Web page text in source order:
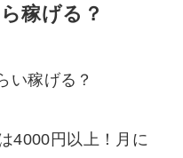
稼げる？
4000円以上！月に